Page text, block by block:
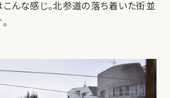
んな感じ。北参道の落ち着いた街並